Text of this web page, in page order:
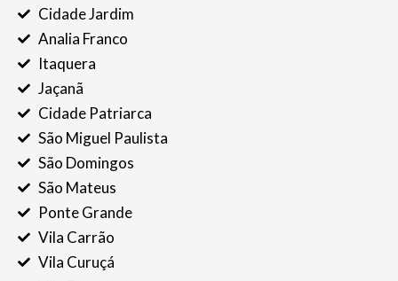
Cidade Jardim
Analia Franco
Itaquera
Jaçanã
Cidade Patriarca
São Miguel Paulista
São Domingos
São Mateus
Ponte Grande
Vila Carrão
Vila Curuçá